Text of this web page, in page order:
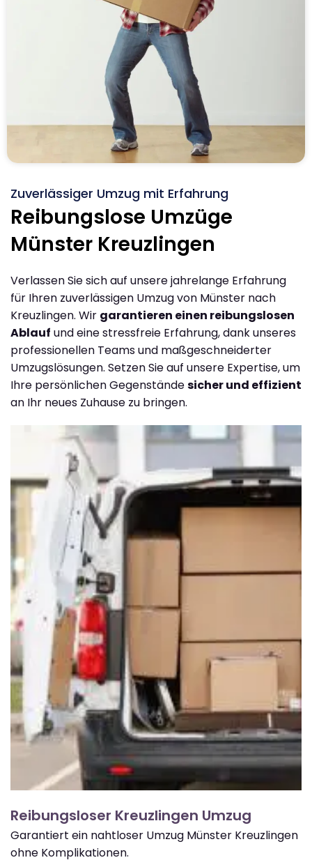
Zuverlässiger Umzug mit Erfahrung
Reibungslose Umzüge
Münster Kreuzlingen
Verlassen Sie sich auf unsere jahrelange Erfahrung
für Ihren zuverlässigen Umzug von Münster nach
Kreuzlingen. Wir garantieren einen reibungslosen
Ablauf und eine stressfreie Erfahrung, dank unseres
professionellen Teams und maßgeschneiderter
Umzugslösungen. Setzen Sie auf unsere Expertise, um
Ihre persönlichen Gegenständesicher und effizient
an Ihr neues Zuhause zu bringen.
Reibungsloser Kreuzlingen Umzug
Garantiert ein nahtloser Umzug Münster Kreuzlingen
ohne Komplikationen.